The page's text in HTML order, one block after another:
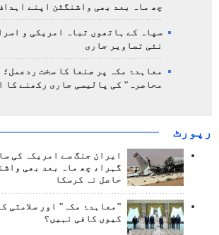
چھ ماہ بعد بھی واشنگٹن اپنے
سپاہ کے ہاتھوں تباہ امریکی و
نئی تصاویر جاری
معاہدۂ مکہ پر صنعا کا سخت
محاصرہ" کی پالیسی جاری رکھنے کا
رپورٹ
ایران جنگ سے امریکہ کی
گہرا، چھ ماہ بعد بھی
حاصل نہ کرسکا
"معاہدۂ مکہ" اور سلامتی
کیوں کافی نہیں؟